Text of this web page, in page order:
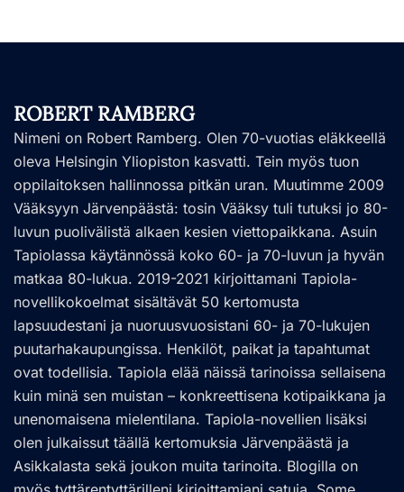
ROBERT RAMBERG
Nimeni on Robert Ramberg. Olen 70-vuotias eläkkeellä
oleva Helsingin Yliopiston kasvatti. Tein myös tuon
oppilaitoksen hallinnossa pitkän uran. Muutimme 2009
Vääksyyn Järvenpäästä: tosin Vääksy tuli tutuksi jo 80-
luvun puolivälistä alkaen kesien viettopaikkana. Asuin
Tapiolassa käytännössä koko 60- ja 70-luvun ja hyvän
matkaa 80-lukua. 2019-2021 kirjoittamani Tapiola-
novellikokoelmat sisältävät 50 kertomusta
lapsuudestani ja nuoruusvuosistani 60- ja 70-lukujen
puutarhakaupungissa. Henkilöt, paikat ja tapahtumat
ovat todellisia. Tapiola elää näissä tarinoissa sellaisena
kuin minä sen muistan – konkreettisena kotipaikkana ja
unenomaisena mielentilana. Tapiola-novellien lisäksi
olen julkaissut täällä kertomuksia Järvenpäästä ja
Asikkalasta sekä joukon muita tarinoita. Blogilla on